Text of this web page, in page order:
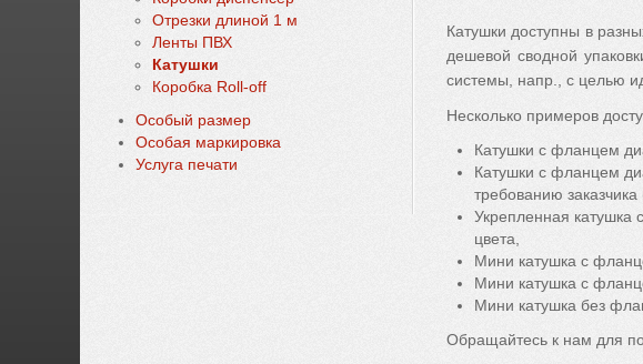
свойства соответствуют нашему главному принципу!
Катушки доступны в
дешевой сводной
системы, напр., с целью
Несколько примеров
Катушки с фланцем
Катушки с фланцем
требованию
Укрепленная
цвета,
Мини катушка с
Мини катушка с
Мини катушка без
Обращайтесь к нам для
Oтрезки длиной 1 м
Ленты ПВХ
Катушки
Коробка Roll-off
Особый размер
Особая маркировка
Услуга печати